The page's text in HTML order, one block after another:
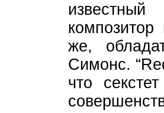
же,
Симонс.
что